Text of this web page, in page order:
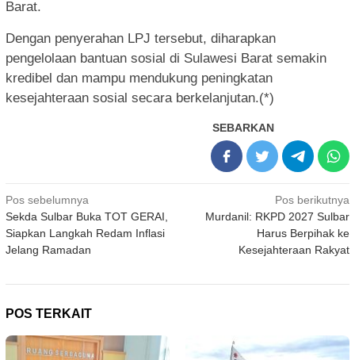
Barat.
Dengan penyerahan LPJ tersebut, diharapkan
pengelolaan bantuan sosial di Sulawesi Barat semakin
kredibel dan mampu mendukung peningkatan
kesejahteraan sosial secara berkelanjutan.(*)
SEBARKAN
Navigasi
pos
Pos sebelumnya
Sekda Sulbar Buka TOT GERAI,
Siapkan Langkah Redam Inflasi
Jelang Ramadan
Pos berikutnya
Murdanil: RKPD 2027 Sulbar
Harus Berpihak ke
Kesejahteraan Rakyat
POS TERKAIT